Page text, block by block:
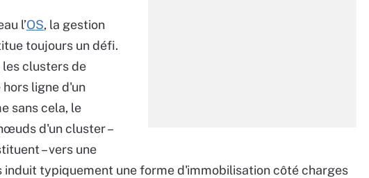
l’OS, la gestion
toujours un défi.
clusters de
ligne d'un
sans cela, le
d'un cluster –
– vers une
induit typiquement une forme d'immobilisation côté charges